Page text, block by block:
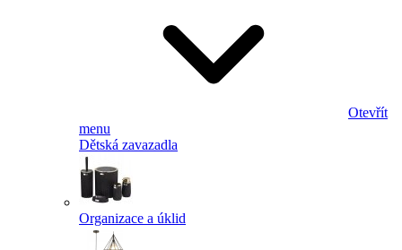
Otevřít
menu
Dětská zavazadla
Organizace a úklid